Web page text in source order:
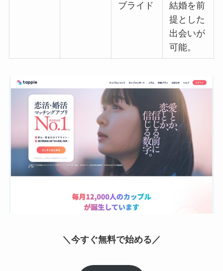
ブライド
結婚を前
提とした
出会いが
可能。
＼今すぐ無料で始める／